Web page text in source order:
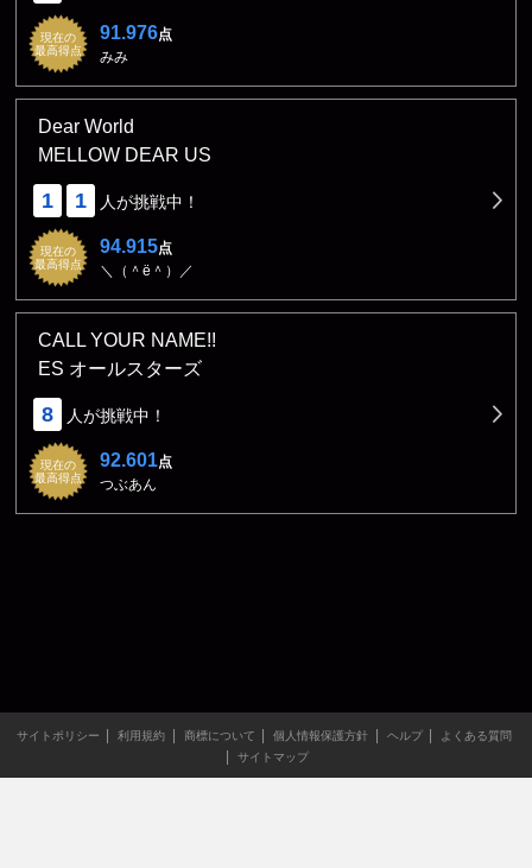
現在の
最高得点
91.976点
みみ
Dear World
MELLOW DEAR US
1 1 人が挑戦中！
現在の
最高得点
94.915点
＼（＾ё＾）／
CALL YOUR NAME!!
ES オールスターズ
8 人が挑戦中！
現在の
最高得点
92.601点
つぶあん
サイトポリシー 利用規約 商標について 個人情報保護方針 ヘルプ
よくある質問
サイトマップ